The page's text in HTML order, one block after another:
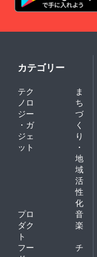
カテゴリー
テク
ノロ
ジー
・ガ
ジェ
ット
ま
ち
づ
く
り
・
地
域
活
性
化
プロ
ダク
ト
音
楽
フー
チ